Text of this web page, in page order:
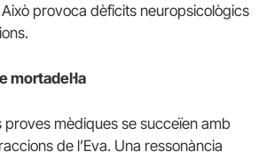
provoca dèficits neuropsicològics
mortadel·la
proves mèdiques se succeïen amb
de l’Eva. Una ressonància